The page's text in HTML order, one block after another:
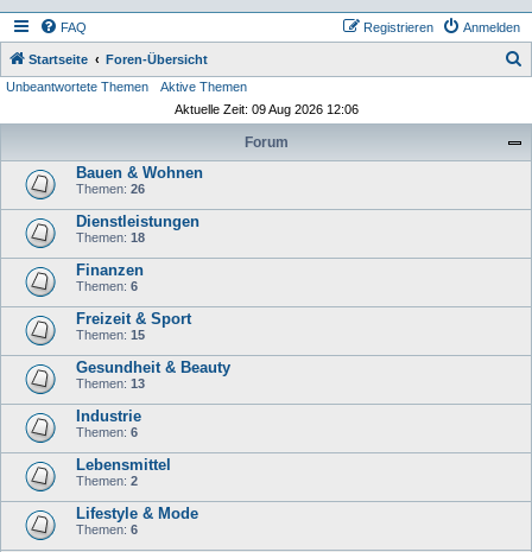
FAQ Anmelden
Registrieren
Startseite Foren-Übersicht
Unbeantwortete Themen
Aktive Themen
Aktuelle Zeit: 09 Aug 2026 12:06
Forum
Bauen & Wohnen
Themen: 26
Dienstleistungen
Themen: 18
Finanzen
Themen: 6
Freizeit & Sport
Themen: 15
Gesundheit & Beauty
Themen: 13
Industrie
Themen: 6
Lebensmittel
Themen: 2
Lifestyle & Mode
Themen: 6